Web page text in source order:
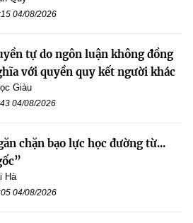
04/08/2026
tự do ngôn luận không đồng
với quyền quy kết người khác
Giàu
04/08/2026
chặn bạo lực học đường từ...
Hà
04/08/2026